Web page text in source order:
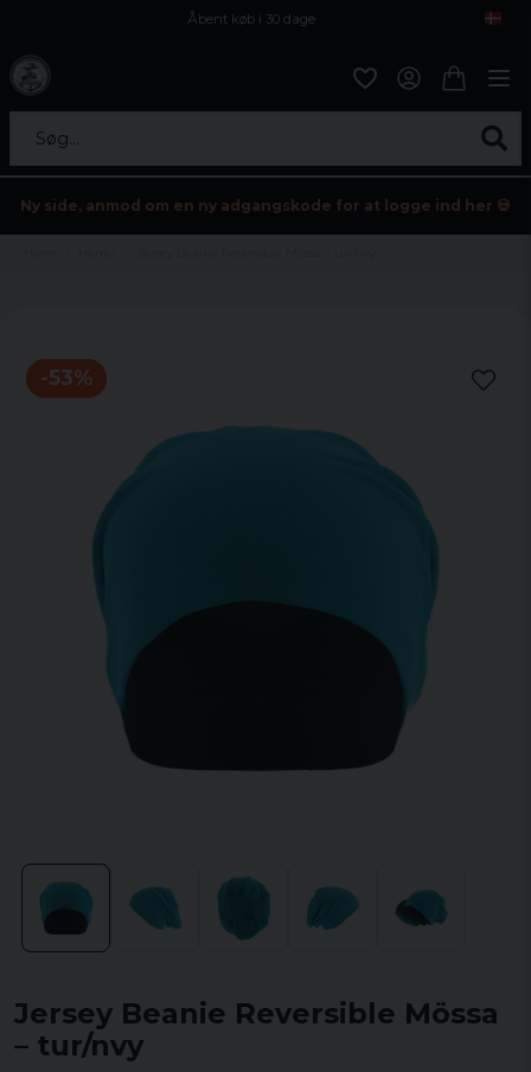
Åbent køb i 30 dage
Søg...
Ny side, anmod om en ny adgangskode for at logge ind her 💀
-53%
Jersey Beanie Reversible Mössa
– tur/nvy